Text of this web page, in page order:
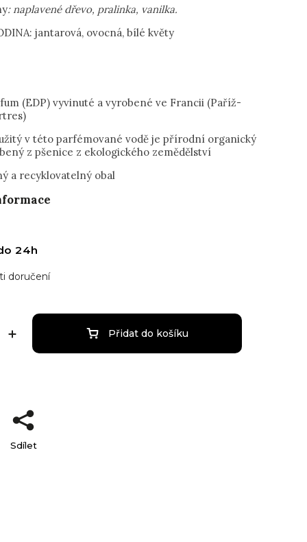
: naplavené dřevo, pralinka, vanilka.
jantarová, ovocná, bílé květy
(EDP) vyvinuté a vyrobené ve Francii (Paříž-
v této parfémované vodě je přírodní organický
z pšenice z ekologického zemědělství
a recyklovatelný obal
24h
doručení
Přidat do košíku
Sdílet